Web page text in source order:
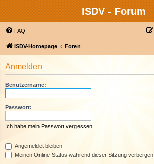
ISDV - Forum
FAQ
ISDV-Homepage Foren
Anmelden
Benutzername:
Passwort:
Ich habe mein Passwort vergessen
Angemeldet bleiben
Meinen Online-Status während dieser Sitzung verbergen